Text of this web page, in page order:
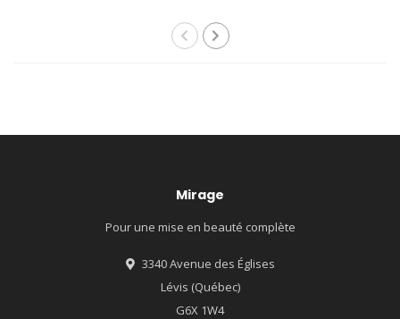
Mirage
Pour une mise en beauté complète
3340 Avenue des Églises
Lévis (Québec)
G6X 1W4